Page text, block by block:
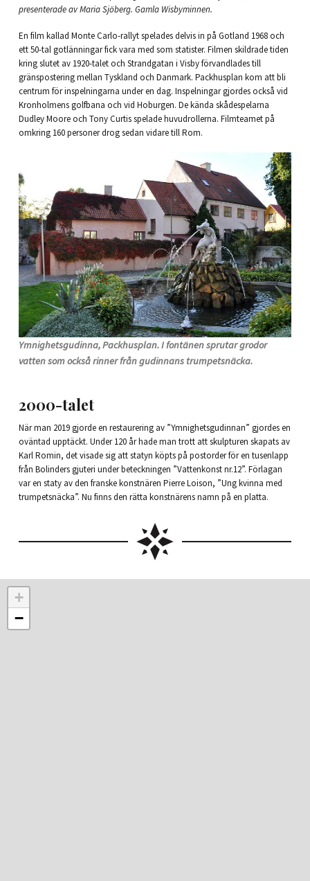
presenterade av Maria Sjöberg. Gamla Wisbyminnen.
En film kallad Monte Carlo-rallyt spelades delvis in på Gotland 1968 och
ett 50-tal gotlänningar fick vara med som statister. Filmen skildrade tiden
kring slutet av 1920-talet och Strandgatan i Visby förvandlades till
gränspostering mellan Tyskland och Danmark. Packhusplan kom att bli
centrum för inspelningarna under en dag. Inspelningar gjordes också vid
Kronholmens golfbana och vid Hoburgen. De kända skådespelarna
Dudley Moore och Tony Curtis spelade huvudrollerna. Filmteamet på
omkring 160 personer drog sedan vidare till Rom.
Ymnighetsgudinna, Packhusplan. I fontänen sprutar grodor
vatten som också rinner från gudinnans trumpetsnäcka.
2000-talet
När man 2019 gjorde en restaurering av ”Ymnighetsgudinnan” gjordes en
oväntad upptäckt. Under 120 år hade man trott att skulpturen skapats av
Karl Romin, det visade sig att statyn köpts på postorder för en tusenlapp
från Bolinders gjuteri under beteckningen ”Vattenkonst nr.12”. Förlagan
var en staty av den franske konstnären Pierre Loison, ”Ung kvinna med
trumpetsnäcka”. Nu finns den rätta konstnärens namn på en platta.
+
−